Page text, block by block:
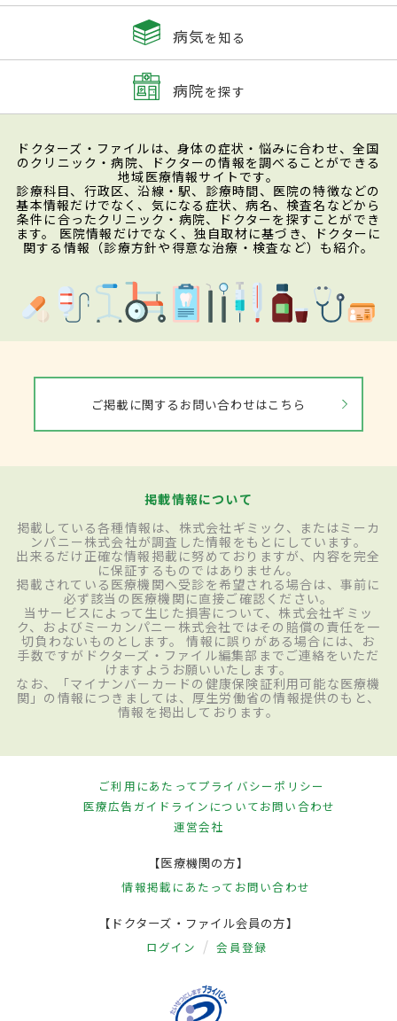
病気を知る
病院を探す
ドクターズ・ファイルは、身体の症状・悩みに合わせ、全国
のクリニック・病院、ドクターの情報を調べることができる
地域医療情報サイトです。
診療科目、行政区、沿線・駅、診療時間、医院の特徴などの
基本情報だけでなく、気になる症状、病名、検査名などから
条件に合ったクリニック・病院、ドクターを探すことができ
ます。 医院情報だけでなく、独自取材に基づき、ドクターに
関する情報（診療方針や得意な治療・検査など）も紹介。
ご掲載に関するお問い合わせはこちら
掲載情報について
掲載している各種情報は、株式会社ギミック、またはミーカ
ンパニー株式会社が調査した情報をもとにしています。
出来るだけ正確な情報掲載に努めておりますが、内容を完全
に保証するものではありません。
掲載されている医療機関へ受診を希望される場合は、事前に
必ず該当の医療機関に直接ご確認ください。
当サービスによって生じた損害について、株式会社ギミッ
ク、およびミーカンパニー株式会社ではその賠償の責任を一
切負わないものとします。 情報に誤りがある場合には、お
手数ですがドクターズ・ファイル編集部までご連絡をいただ
けますようお願いいたします。
なお、「マイナンバーカードの健康保険証利用可能な医療機
関」の情報につきましては、厚生労働省の情報提供のもと、
情報を掲出しております。
ご利用にあたってプライバシーポリシー
医療広告ガイドラインについてお問い合わせ
運営会社
【医療機関の方】
情報掲載にあたって お問い合わせ
【ドクターズ・ファイル会員の方】
ログイン 会員登録